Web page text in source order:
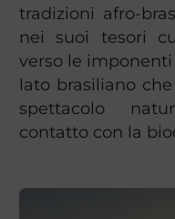
tradizioni afro-
nei suoi tesori
verso le imponenti
lato brasiliano
spettacolo
contatto con la